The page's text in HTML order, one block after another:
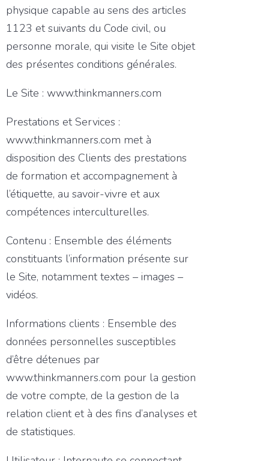
physique capable au sens des articles
1123 et suivants du Code civil, ou
personne morale, qui visite le Site objet
des présentes conditions générales.
Le Site : www.thinkmanners.com
Prestations et Services :
www.thinkmanners.com met à
disposition des Clients des prestations
de formation et accompagnement à
l’étiquette, au savoir-vivre et aux
compétences interculturelles.
Contenu : Ensemble des éléments
constituants l’information présente sur
le Site, notamment textes – images –
vidéos.
Informations clients : Ensemble des
données personnelles susceptibles
d’être détenues par
www.thinkmanners.com pour la gestion
de votre compte, de la gestion de la
relation client et à des fins d’analyses et
de statistiques.